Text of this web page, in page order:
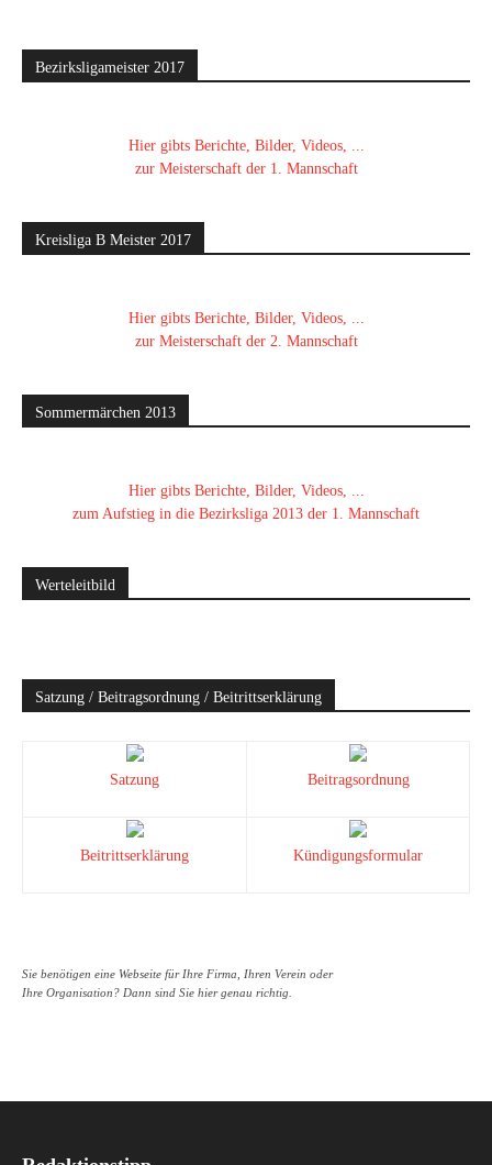
Bezirksligameister 2017
Hier gibts Berichte, Bilder, Videos, ...
zur Meisterschaft der 1. Mannschaft
Kreisliga B Meister 2017
Hier gibts Berichte, Bilder, Videos, ...
zur Meisterschaft der 2. Mannschaft
Sommermärchen 2013
Hier gibts Berichte, Bilder, Videos, ...
zum Aufstieg in die Bezirksliga 2013 der 1. Mannschaft
Werteleitbild
Satzung / Beitragsordnung / Beitrittserklärung
Satzung Beitragsordnung
Beitrittserklärung Kündigungsformular
Sie benötigen eine Webseite für Ihre Firma, Ihren Verein oder
Ihre Organisation? Dann sind Sie hier genau richtig.